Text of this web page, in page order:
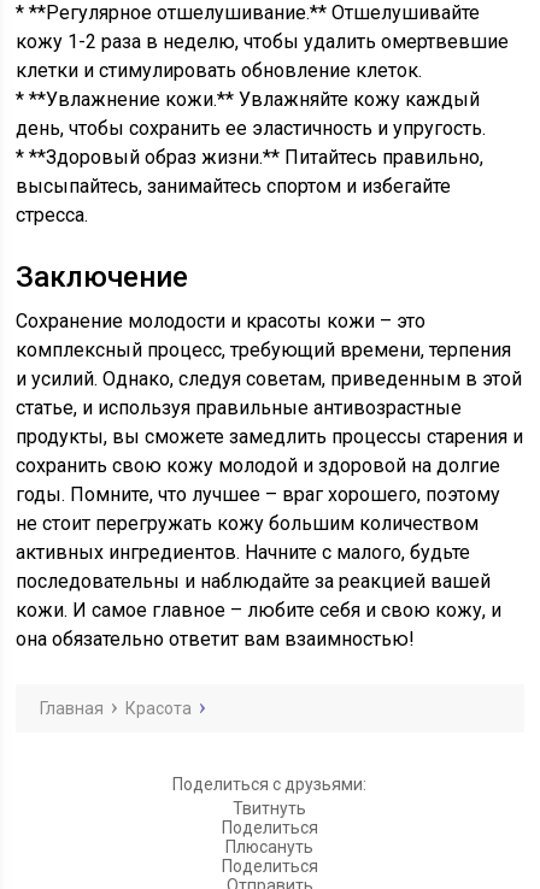
* **Регулярное отшелушивание.** Отшелушивайте
кожу 1-2 раза в неделю, чтобы удалить омертвевшие
клетки и стимулировать обновление клеток.
* **Увлажнение кожи.** Увлажняйте кожу каждый
день, чтобы сохранить ее эластичность и упругость.
* **Здоровый образ жизни.** Питайтесь правильно,
высыпайтесь, занимайтесь спортом и избегайте
стресса.
Заключение
Сохранение молодости и красоты кожи – это
комплексный процесс, требующий времени, терпения
и усилий. Однако, следуя советам, приведенным в этой
статье, и используя правильные антивозрастные
продукты, вы сможете замедлить процессы старения и
сохранить свою кожу молодой и здоровой на долгие
годы. Помните, что лучшее – враг хорошего, поэтому
не стоит перегружать кожу большим количеством
активных ингредиентов. Начните с малого, будьте
последовательны и наблюдайте за реакцией вашей
кожи. И самое главное – любите себя и свою кожу, и
она обязательно ответит вам взаимностью!
Главная Красота
Поделиться с друзьями:
Твитнуть
Поделиться
Плюсануть
Поделиться